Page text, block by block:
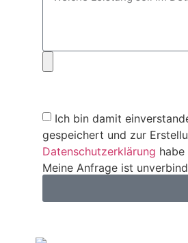
Ich bin damit
gespeichert und zur
Datenschutzerklärung
Meine Anfrage ist